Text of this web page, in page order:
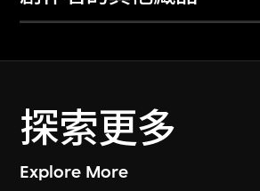
探索更多
Explore More